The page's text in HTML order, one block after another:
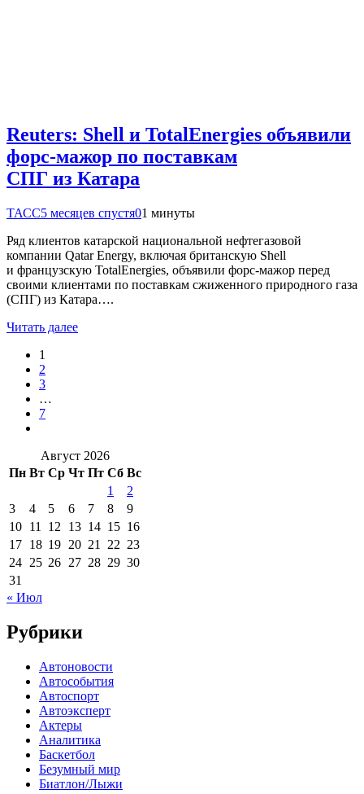
Reuters: Shell и TotalEnergies объявили
форс-мажор по поставкам
СПГ из Катара
ТАСС5 месяцев спустя01 минуты
Ряд клиентов катарской национальной нефтегазовой
компании Qatar Energy, включая британскую Shell
и французскую TotalEnergies, объявили форс-мажор перед
своими клиентами по поставкам сжиженного природного газа
(СПГ) из Катара….
Читать далее
1
2
3
…
7
Август 2026
Пн Вт Ср Чт Пт Сб Вс
1
2
3
4 5 6 7 8
9
10 11 12 13 14 15 16
17 18 19 20 21 22 23
24 25 26 27 28 29 30
31
« Июл
Рубрики
Автоновости
Автособытия
Автоспорт
Автоэксперт
Актеры
Аналитика
Баскетбол
Безумный мир
Биатлон/Лыжи